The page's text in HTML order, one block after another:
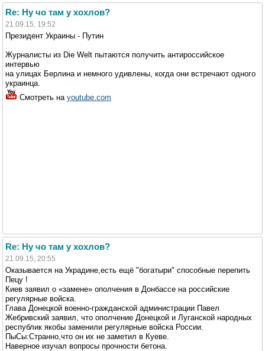
Re: Ну чо там у хохлов?
21.09.15, 19:52
Президент Украины - Путин
Журналисты из Die Welt пытаются получить антироссийское
интервью
на улицах Берлина и немного удивлены, когда они встречают одного
украинца.
Смотреть на youtube.com
Re: Ну чо там у хохлов?
21.09.15, 20:55
Оказывается на Украдине,есть ещё "богатыри" способные перепить
Пецу !
Киев заявил о «замене» ополчения в Донбассе на российские
регулярные войска.
Глава Донецкой военно-гражданской администрации Павел
Жебривский заявил, что ополчение Донецкой и Луганской народных
республик якобы заменили регулярные войска России.
ПыСы:Странно,что он их не заметил в Куеве.
Наверное изучал вопросы прочности бетона.